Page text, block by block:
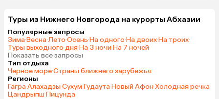
Туры из Нижнего Новгорода на курорты Абхазии
Популярные запросы
Зима·Весна·Лето·Осень·На одного·На двоих·На троих·
Туры выходного дня·На 3 ночи·На 7 ночей·
Показать все запросы
Тип отдыха
Черное море·Страны ближнего зарубежья
Регионы
Гагра·Алахадзы·Сухум·Гудаута·Новый Афон·Холодная речка·
Цандрыпш·Пицунда